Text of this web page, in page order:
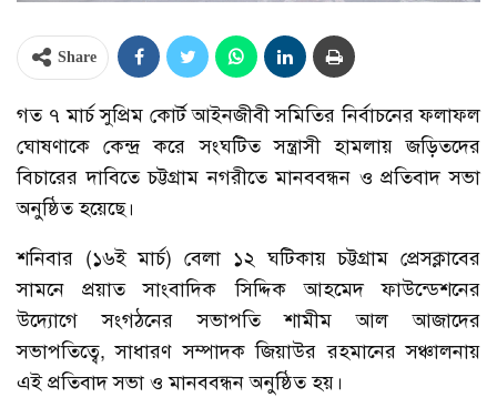
Share
গত ৭ মার্চ সুপ্রিম কোর্ট আইনজীবী সমিতির নির্বাচনের ফলাফল
ঘোষণাকে কেন্দ্র করে সংঘটিত সন্ত্রাসী হামলায় জড়িতদের
বিচারের দাবিতে চট্টগ্রাম নগরীতে মানববন্ধন ও প্রতিবাদ সভা
অনুষ্ঠিত হয়েছে।
শনিবার (১৬ই মার্চ) বেলা ১২ ঘটিকায় চট্টগ্রাম প্রেসক্লাবের
সামনে প্রয়াত সাংবাদিক সিদ্দিক আহমেদ ফাউন্ডেশনের
উদ্যোগে সংগঠনের সভাপতি শামীম আল আজাদের
সভাপতিত্বে, সাধারণ সম্পাদক জিয়াউর রহমানের সঞ্চালনায়
এই প্রতিবাদ সভা ও মানববন্ধন অনুষ্ঠিত হয়।